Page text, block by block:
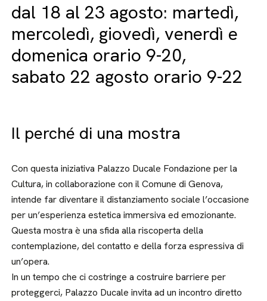
dal 18 al 23 agosto: martedì,
mercoledì, giovedì, venerdì e
domenica orario 9-20,
sabato 22 agosto orario 9-22
Il perché di una mostra
Con questa iniziativa Palazzo Ducale Fondazione per la
Cultura, in collaborazione con il Comune di Genova,
intende far diventare il distanziamento sociale l’occasione
per un’esperienza estetica immersiva ed emozionante.
Questa mostra è una sfida alla riscoperta della
contemplazione, del contatto e della forza espressiva di
un’opera.
In un tempo che ci costringe a costruire barriere per
proteggerci, Palazzo Ducale invita ad un incontro diretto